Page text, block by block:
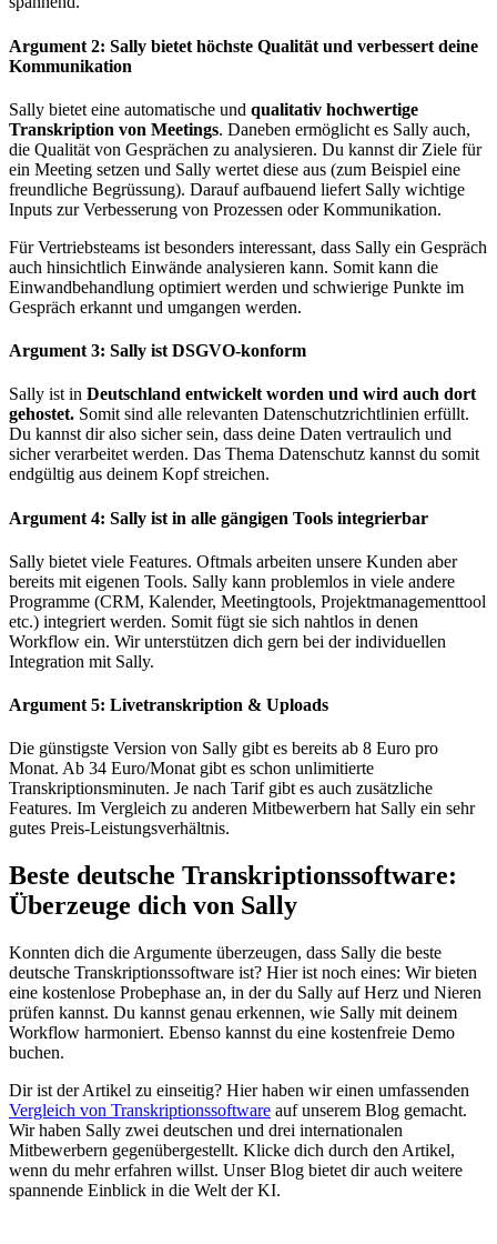
Argument 2: Sally bietet höchste Qualität und verbessert deine
Kommunikation
Sally bietet eine automatische und qualitativ hochwertige
Transkription von Meetings. Daneben ermöglicht es Sally auch,
die Qualität von Gesprächen zu analysieren. Du kannst dir Ziele für
ein Meeting setzen und Sally wertet diese aus (zum Beispiel eine
freundliche Begrüssung). Darauf aufbauend liefert Sally wichtige
Inputs zur Verbesserung von Prozessen oder Kommunikation.
Für Vertriebsteams ist besonders interessant, dass Sally ein Gespräch
auch hinsichtlich Einwände analysieren kann. Somit kann die
Einwandbehandlung optimiert werden und schwierige Punkte im
Gespräch erkannt und umgangen werden.
Argument 3: Sally ist DSGVO-konform
Sally ist in Deutschland entwickelt worden und wird auch dort
gehostet. Somit sind alle relevanten Datenschutzrichtlinien erfüllt.
Du kannst dir also sicher sein, dass deine Daten vertraulich und
sicher verarbeitet werden. Das Thema Datenschutz kannst du somit
endgültig aus deinem Kopf streichen.
Argument 4: Sally ist in alle gängigen Tools integrierbar
Sally bietet viele Features. Oftmals arbeiten unsere Kunden aber
bereits mit eigenen Tools. Sally kann problemlos in viele andere
Programme (CRM, Kalender, Meetingtools, Projektmanagementtool
etc.) integriert werden. Somit fügt sie sich nahtlos in denen
Workflow ein. Wir unterstützen dich gern bei der individuellen
Integration mit Sally.
Argument 5: Livetranskription & Uploads
Die günstigste Version von Sally gibt es bereits ab 8 Euro pro
Monat. Ab 34 Euro/Monat gibt es schon unlimitierte
Transkriptionsminuten. Je nach Tarif gibt es auch zusätzliche
Features. Im Vergleich zu anderen Mitbewerbern hat Sally ein sehr
gutes Preis-Leistungsverhältnis.
Beste deutsche Transkriptionssoftware:
Überzeuge dich von Sally
Konnten dich die Argumente überzeugen, dass Sally die beste
deutsche Transkriptionssoftware ist? Hier ist noch eines: Wir bieten
eine kostenlose Probephase an, in der du Sally auf Herz und Nieren
prüfen kannst. Du kannst genau erkennen, wie Sally mit deinem
Workflow harmoniert. Ebenso kannst du eine kostenfreie Demo
buchen.
Dir ist der Artikel zu einseitig? Hier haben wir einen umfassenden
Vergleich von Transkriptionssoftware auf unserem Blog gemacht.
Wir haben Sally zwei deutschen und drei internationalen
Mitbewerbern gegenübergestellt. Klicke dich durch den Artikel,
wenn du mehr erfahren willst. Unser Blog bietet dir auch weitere
spannende Einblick in die Welt der KI.